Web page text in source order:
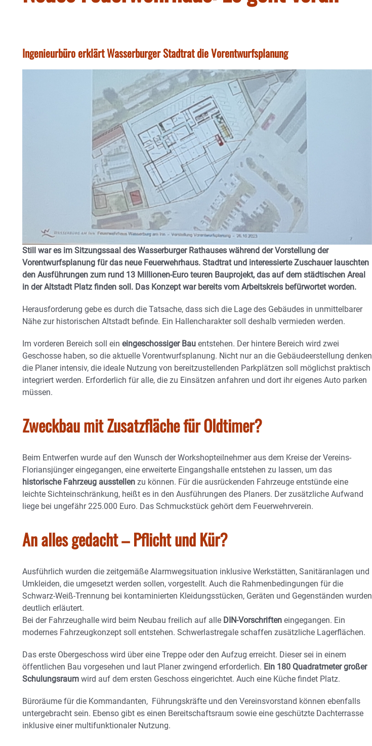
Ingenieurbüro erklärt Wasserburger Stadtrat die Vorentwurfsplanung
Still war es im Sitzungssaal des Wasserburger Rathauses während der Vorstellung der
Vorentwurfsplanung für das neue Feuerwehrhaus. Stadtrat und interessierte Zuschauer lauschten
den Ausführungen zum rund 13 Millionen-Euro teuren Bauprojekt, das auf dem städtischen Areal
in der Altstadt Platz finden soll. Das Konzept war bereits vom Arbeitskreis befürwortet worden.
Herausforderung gebe es durch die Tatsache, dass sich die Lage des Gebäudes in unmittelbarer
Nähe zur historischen Altstadt befinde. Ein Hallencharakter soll deshalb vermieden werden.
Im vorderen Bereich soll ein eingeschossiger Bau entstehen. Der hintere Bereich wird zwei
Geschosse haben, so die aktuelle Vorentwurfsplanung. Nicht nur an die Gebäudeerstellung denken
die Planer intensiv, die ideale Nutzung von bereitzustellenden Parkplätzen soll möglichst praktisch
integriert werden. Erforderlich für alle, die zu Einsätzen anfahren und dort ihr eigenes Auto parken
müssen.
Zweckbau mit Zusatzfläche für Oldtimer?
Beim Entwerfen wurde auf den Wunsch der Workshopteilnehmer aus dem Kreise der Vereins-
Floriansjünger eingegangen, eine erweiterte Eingangshalle entstehen zu lassen, um das
historische Fahrzeug ausstellen zu können. Für die ausrückenden Fahrzeuge entstünde eine
leichte Sichteinschränkung, heißt es in den Ausführungen des Planers. Der zusätzliche Aufwand
liege bei ungefähr 225.000 Euro. Das Schmuckstück gehört dem Feuerwehrverein.
An alles gedacht – Pflicht und Kür?
Ausführlich wurden die zeitgemäße Alarmwegsituation inklusive Werkstätten, Sanitäranlagen und
Umkleiden, die umgesetzt werden sollen, vorgestellt. Auch die Rahmenbedingungen für die
Schwarz-Weiß-Trennung bei kontaminierten Kleidungsstücken, Geräten und Gegenständen wurden
deutlich erläutert.
Bei der Fahrzeughalle wird beim Neubau freilich auf alle DIN-Vorschriften eingegangen. Ein
modernes Fahrzeugkonzept soll entstehen. Schwerlastregale schaffen zusätzliche Lagerflächen.
Das erste Obergeschoss wird über eine Treppe oder den Aufzug erreicht. Dieser sei in einem
öffentlichen Bau vorgesehen und laut Planer zwingend erforderlich. Ein 180 Quadratmeter großer
Schulungsraum wird auf dem ersten Geschoss eingerichtet. Auch eine Küche findet Platz.
Büroräume für die Kommandanten, Führungskräfte und den Vereinsvorstand können ebenfalls
untergebracht sein. Ebenso gibt es einen Bereitschaftsraum sowie eine geschützte Dachterrasse
inklusive einer multifunktionaler Nutzung.